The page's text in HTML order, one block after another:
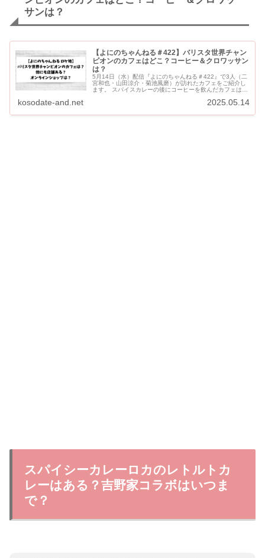
サンは？
【よにのちゃんねる＃422】バリスタ世界チャン
ピオンのカフェはどこ？コーヒー＆クロワッサン
は？
5月14日（水）配信『よにのちゃんねる＃422』で3人（二
宮和也・山田涼介・菊池風磨）が訪れたカフェをご紹介し
ます。 スパイスカレーの後にコーヒーを飲んだカフェは、
kosodate-and.net 2025.05.14
スパイシーカレーロカのレトルトカ
レーはある？吉野家コラボはいつま
で？